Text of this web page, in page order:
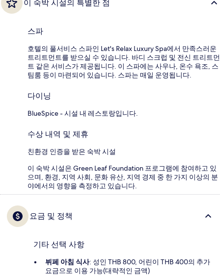
이 숙박 시설의 특별한 점
스파
호텔의 풀서비스 스파인 Let's Relax Luxury Spa에서 만족스러운
트리트먼트를 받으실 수 있습니다. 바디 스크럽 및 전신 트리트먼
트 같은 서비스가 제공됩니다. 이 스파에는 사우나, 온수 욕조, 스
팀룸 등이 마련되어 있습니다. 스파는 매일 운영됩니다.
다이닝
BlueSpice - 시설 내 레스토랑입니다.
수상 내역 및 제휴
친환경 인증을 받은 숙박 시설
이 숙박 시설은 Green Leaf Foundation 프로그램에 참여하고 있
으며, 환경, 지역 사회, 문화 유산, 지역 경제 중 한 가지 이상의 분
야에서의 영향을 측정하고 있습니다.
요금 및 정책
기타 선택 사항
뷔페 아침 식사: 성인 THB 800, 어린이 THB 400의 추가
요금으로 이용 가능(대략적인 금액)